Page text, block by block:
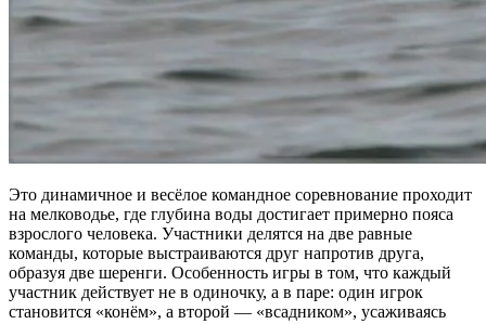
Это динамичное и весёлое командное соревнование проходит
на мелководье, где глубина воды достигает примерно пояса
взрослого человека. Участники делятся на две равные
команды, которые выстраиваются друг напротив друга,
образуя две шеренги. Особенность игры в том, что каждый
участник действует не в одиночку, а в паре: один игрок
становится «конём», а второй — «всадником», усаживаясь